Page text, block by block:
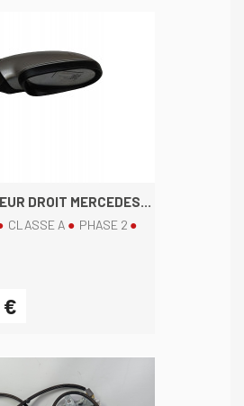
DROIT MERCEDES...
CLASSE A
PHASE 2
€